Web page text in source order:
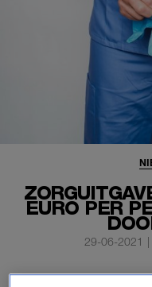
EURO PER
29-06-2021 |
Huishoudens,